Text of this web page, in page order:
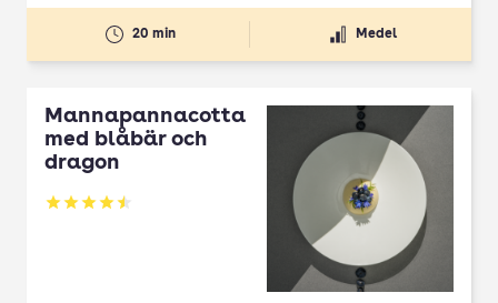
20 min Medel
Mannapannacotta
med blåbär och
dragon
Betyg: 4.5 av 5